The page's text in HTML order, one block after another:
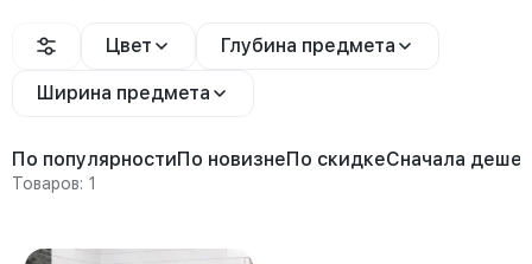
Цвет Глубина предмета
Ширина предмета
По популярностиПо новизнеПо скидкеСначала
Товаров: 1